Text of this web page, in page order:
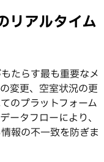
リアルタイム
たらす最も重要なメ
変更、空室状況の更
のプラットフォーム
ータフローにより、
報の不一致を防ぎま